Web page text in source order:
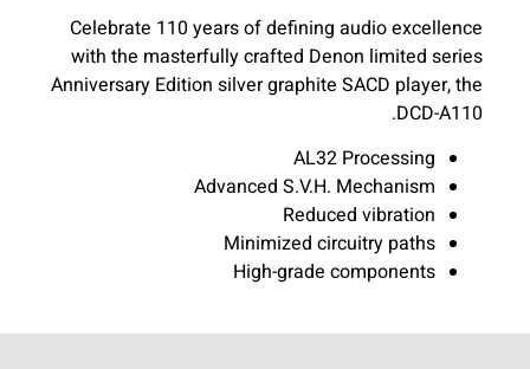
Celebrate 110 years of defining audio excellence
with the masterfully crafted Denon limited series
Anniversary Edition silver graphite SACD player, the
DCD-A110.
AL32 Processing
Advanced S.V.H. Mechanism
Reduced vibration
Minimized circuitry paths
High-grade components